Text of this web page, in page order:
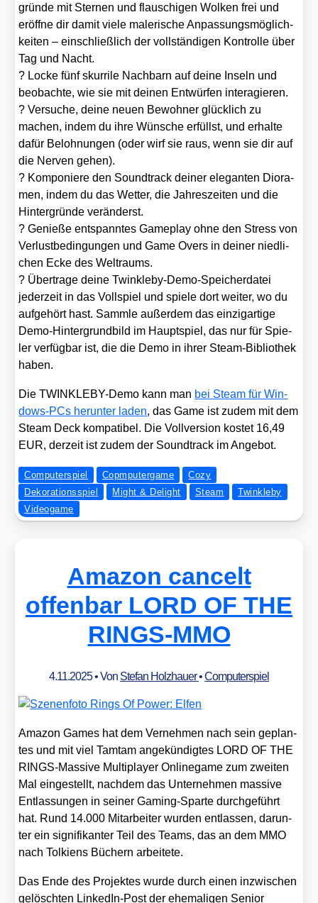
grün­de mit Ster­nen und flau­schi­gen Wol­ken frei und
eröff­ne dir damit vie­le male­ri­sche Anpas­sungs­mög­lich­
kei­ten – ein­schließ­lich der voll­stän­di­gen Kon­trol­le über
Tag und Nacht.
? Locke fünf skur­ri­le Nach­barn auf dei­ne Inseln und
beob­ach­te, wie sie mit dei­nen Ent­wür­fen inter­agie­ren.
? Ver­su­che, dei­ne neu­en Bewoh­ner glück­lich zu
machen, indem du ihre Wün­sche erfüllst, und erhal­te
dafür Beloh­nun­gen (oder wirf sie raus, wenn sie dir auf
die Ner­ven gehen).
? Kom­po­nie­re den Sound­track dei­ner ele­gan­ten Diora­
men, indem du das Wet­ter, die Jah­res­zei­ten und die
Hin­ter­grün­de ver­än­derst.
? Genie­ße ent­spann­tes Game­play ohne den Stress von
Ver­lust­be­din­gun­gen und Game Overs in dei­ner nied­li­
chen Ecke des Welt­raums.
? Über­tra­ge dei­ne Twinkle­by-Demo-Spei­cher­da­tei
jeder­zeit in das Voll­spiel und spie­le dort wei­ter, wo du
auf­ge­hört hast. Samm­le außer­dem das ein­zig­ar­ti­ge
Demo-Hin­ter­grund­bild im Haupt­spiel, das nur für Spie­
ler ver­füg­bar ist, die die Demo in ihrer Steam-Biblio­thek
haben.
Die TWINKLE­BY-Demo kann man bei Steam für Win­
dows-PCs her­un­ter laden, das Game ist zudem mit dem
Steam Deck kom­pa­ti­bel. Die Voll­ver­si­on kos­tet 16,49
EUR, der­zeit ist zudem der Sound­track im Ange­bot.
Computerspiel Copmputergame
Cozy
Dekorationsspiel
Might & Delight Steam
Twinkleby
Videogame
Amazon cancelt
offenbar LORD OF THE
RINGS-MMO
4.11.2025• Von Stefan Holzhauer•Computerspiel
Ama­zon Games hat dem Ver­neh­men nach sein geplan­
tes und mit viel Tam­tam ange­kün­dig­tes LORD OF THE
RINGS-Mas­si­ve Mul­ti­play­er Onlin­egame zum zwei­ten
Mal ein­ge­stellt, nach­dem das Unter­neh­men mas­si­ve
Ent­las­sun­gen in sei­ner Gam­ing-Spar­te durch­ge­führt
hat. Rund 14.000 Mit­ar­bei­ter wur­den ent­las­sen, dar­un­
ter ein signi­fi­kan­ter Teil des Teams, das an dem MMO
nach Tol­ki­ens Büchern arbei­te­te.
Das Ende des Pro­jek­tes wur­de durch einen inzwi­schen
gelösch­ten Lin­ke­dIn-Post der ehe­ma­li­gen Seni­or